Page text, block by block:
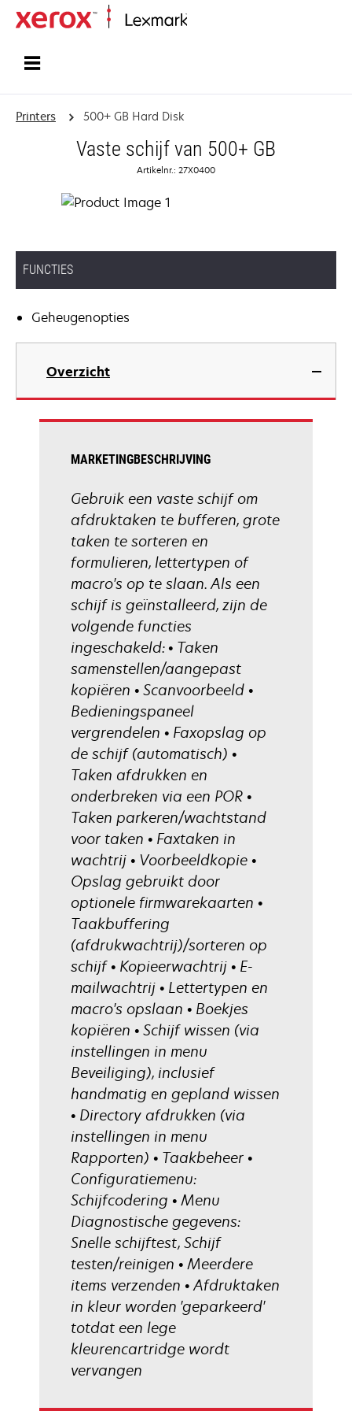
Printers 500+ GB Hard Disk
Vaste schijf van 500+ GB
Artikelnr.: 27X0400
FUNCTIES
Geheugenopties
Overzicht
MARKETINGBESCHRIJVING
Gebruik een vaste schijf om
afdruktaken te bufferen, grote
taken te sorteren en
formulieren, lettertypen of
macro's op te slaan. Als een
schijf is geïnstalleerd, zijn de
volgende functies
ingeschakeld: • Taken
samenstellen/aangepast
kopiëren • Scanvoorbeeld •
Bedieningspaneel
vergrendelen • Faxopslag op
de schijf (automatisch) •
Taken afdrukken en
onderbreken via een POR •
Taken parkeren/wachtstand
voor taken • Faxtaken in
wachtrij • Voorbeeldkopie •
Opslag gebruikt door
optionele firmwarekaarten •
Taakbuffering
(afdrukwachtrij)/sorteren op
schijf • Kopieerwachtrij • E-
mailwachtrij • Lettertypen en
macro's opslaan • Boekjes
kopiëren • Schijf wissen (via
instellingen in menu
Beveiliging), inclusief
handmatig en gepland wissen
• Directory afdrukken (via
instellingen in menu
Rapporten) • Taakbeheer •
Configuratiemenu:
Schijfcodering • Menu
Diagnostische gegevens:
Snelle schijftest, Schijf
testen/reinigen • Meerdere
items verzenden • Afdruktaken
in kleur worden 'geparkeerd'
totdat een lege
kleurencartridge wordt
vervangen